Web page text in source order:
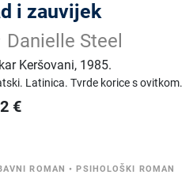
i zauvijek
Danielle Steel
Keršovani, 1985.
Latinica.Tvrde korice s ovitkom.
€
ROMAN •PSIHOLOŠKI ROMAN